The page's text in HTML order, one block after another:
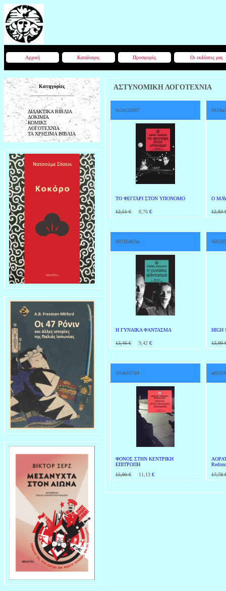
Αρχική Κατάλογος Προσφορές Οι εκδόσεις μας
Κατηγορίες
ΔΙΔΑΚΤΙΚΑ ΒΙΒΛΙΑ
ΔΟΚΙΜΙΑ
ΚΟΜΙΚΣ
ΛΟΓΟΤΕΧΝΙΑ
ΤΑ ΧΡΗΣΙΜΑ ΒΙΒΛΙΑ
ΑΣΤΥΝΟΜΙΚΗ ΛΟΓΟΤΕΧΝΙΑ
bc2e151b87
ΤΟ ΦΕΓΓΑΡΙ ΣΤΟΝ ΥΠΟΝΟΜΟ
12,51 € 8,76 €
Ο
12,83
d021ba82aa
Η ΓΥΝΑΙΚΑ ΦΑΝΤΑΣΜΑ
13,46 € 9,42 €
HIGH
13,99
5f1de107d4
ΦΟΝΟΣ ΣΤΗΝ ΚΕΝΤΡΙΚΗ
ΕΠΙΤΡΟΠΗ
15,90 € 11,13 €
17,78